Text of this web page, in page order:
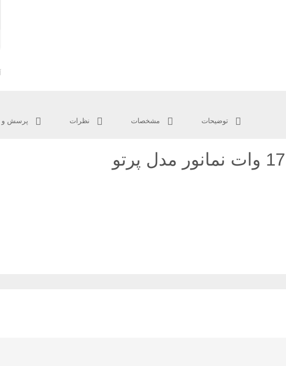
توضیحات مشخصات نظرات پرسش و